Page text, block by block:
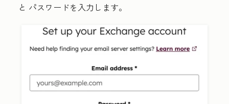
と パスワードを入力します。